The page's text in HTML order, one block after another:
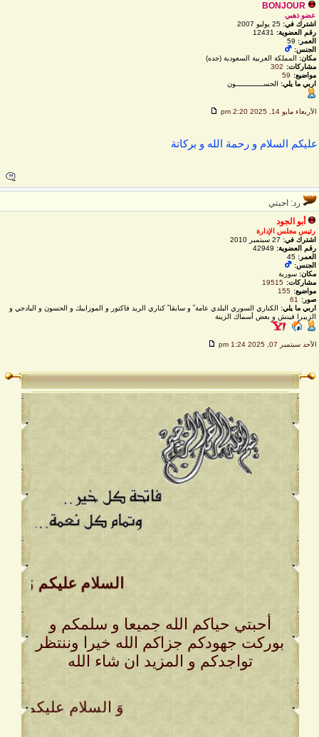
BONJOUR
عضو ذهبي
اشترك في:25 يوليو 2007
رقم العضوية:12431
العمر: 59
الجنس:
مكان:المملكة العربية السعودية (جده)
مشاركات:
302
مواضيع:
59
اربي ما يلي:الحســـــــــــــون
الأربعاء مايو 14, 2025 2:20 pm
السلام و رحمة الله و بركاتة
رد: احبتي
أبو الجود
رئيس مجلس الإدارة
اشترك في:27 سبتمبر 2010
رقم العضوية:42949
العمر: 45
الجنس:
مكان:سورية
مشاركات:
19515
مواضيع:
155
صور:
61
اربي ما يلي:الكناري السوري البلدي عامة ً و سابقا ً كناري الريد فاكتور و الموزاييك و الحسون و البادجي و
الزيبرا فينش و بعض أسماك الزينة
الأحد سبتمبر 07, 2025 1:24 pm
السلام عليكم وَ
أحبتي حياكم الله جميعا و سلمكم و
بوركت جهودكم جزاكم الله خيرا وننتظر
تواجدكم و المزيد ان شاء الله
. وَ السلام عليكم وَ